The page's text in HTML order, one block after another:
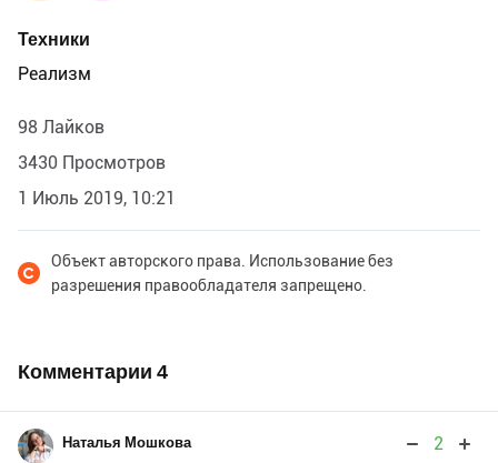
Техники
Реализм
98 Лайков
3430 Просмотров
1 Июль 2019, 10:21
Объект авторского права. Использование без
разрешения правообладателя запрещено.
Комментарии 4
Наталья Мошкова 2